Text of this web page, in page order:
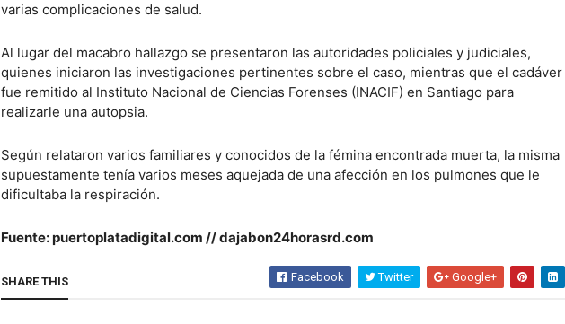
varias complicaciones de salud.
Al lugar del macabro hallazgo se presentaron las autoridades policiales y judiciales,
quienes iniciaron las investigaciones pertinentes sobre el caso, mientras que el cadáver
fue remitido al Instituto Nacional de Ciencias Forenses (INACIF) en Santiago para
realizarle una autopsia.
Según relataron varios familiares y conocidos de la fémina encontrada muerta, la misma
supuestamente tenía varios meses aquejada de una afección en los pulmones que le
dificultaba la respiración.
Fuente: puertoplatadigital.com // dajabon24horasrd.com
SHARE THIS Facebook Twitter Google+